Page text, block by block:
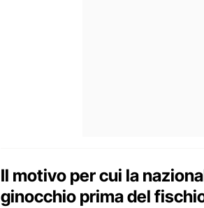
Il motivo per cui la
ginocchio prima del